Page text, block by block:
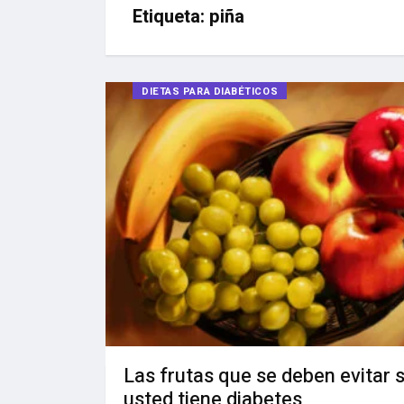
Etiqueta: piña
DIETAS PARA DIABÉTICOS
Las frutas que se deben evitar